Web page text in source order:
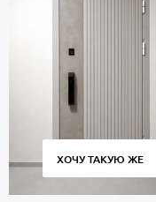
ХОЧУ ТАКУЮ ЖЕ